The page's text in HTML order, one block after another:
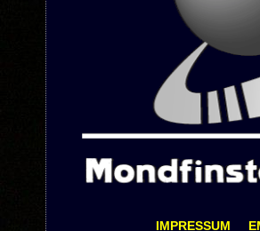
IMPRESSUM